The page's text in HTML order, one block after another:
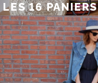
LES 16